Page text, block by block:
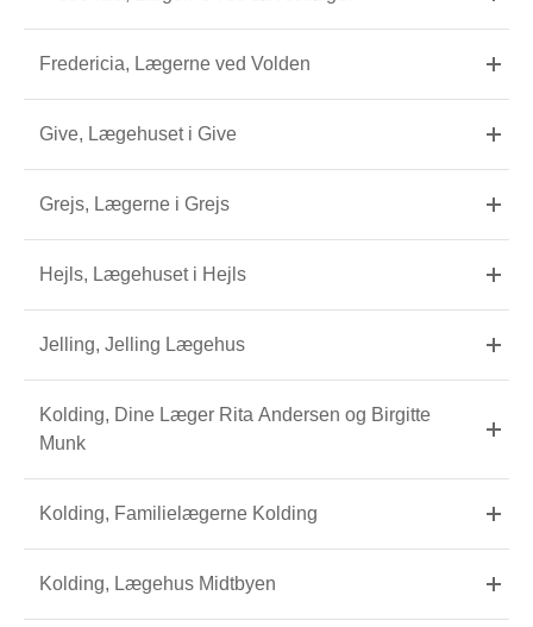
Fredericia, Lægerne ved Volden
Give, Lægehuset i Give
Grejs, Lægerne i Grejs
Hejls, Lægehuset i Hejls
Jelling, Jelling Lægehus
Kolding, Dine Læger Rita Andersen og Birgitte
Munk
Kolding, Familielægerne Kolding
Kolding, Lægehus Midtbyen